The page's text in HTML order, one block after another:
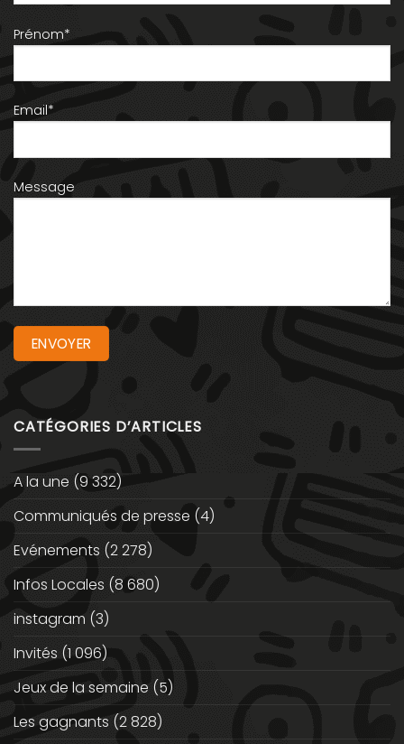
Prénom*
Email*
Message
CATÉGORIES D’ARTICLES
A la une (9 332)
Communiqués de presse (4)
Evénements (2 278)
Infos Locales (8 680)
instagram (3)
Invités (1 096)
Jeux de la semaine (5)
Les gagnants (2 828)